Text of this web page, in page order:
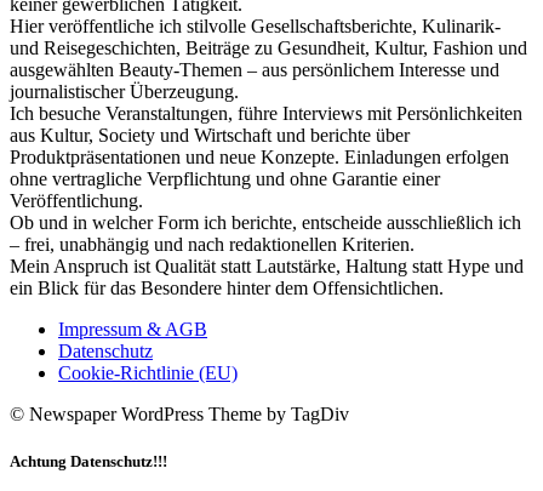
Hier veröffentliche ich stilvolle Gesellschaftsberichte, Kulinarik-
und Reisegeschichten, Beiträge zu Gesundheit, Kultur, Fashion und
ausgewählten Beauty-Themen – aus persönlichem Interesse und
journalistischer Überzeugung.
Ich besuche Veranstaltungen, führe Interviews mit Persönlichkeiten
aus Kultur, Society und Wirtschaft und berichte über
Produktpräsentationen und neue Konzepte. Einladungen erfolgen
ohne vertragliche Verpflichtung und ohne Garantie einer
Veröffentlichung.
Ob und in welcher Form ich berichte, entscheide ausschließlich ich
– frei, unabhängig und nach redaktionellen Kriterien.
Mein Anspruch ist Qualität statt Lautstärke, Haltung statt Hype und
ein Blick für das Besondere hinter dem Offensichtlichen.
Impressum & AGB
Datenschutz
Cookie-Richtlinie (EU)
© Newspaper WordPress Theme by TagDiv
Achtung Datenschutz!!!